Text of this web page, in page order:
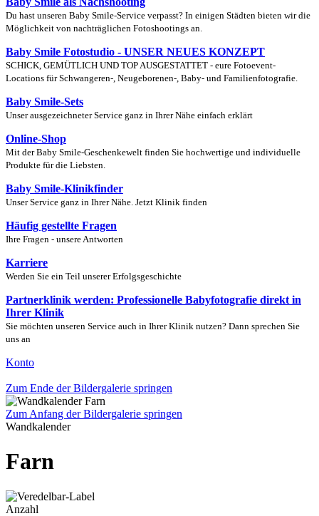
Du hast unseren Baby Smile-Service verpasst? In einigen Städten bieten wir die
Möglichkeit von nachträglichen Fotoshootings an.
Baby Smile Fotostudio - UNSER NEUES KONZEPT
SCHICK, GEMÜTLICH UND TOP AUSGESTATTET - eure Fotoevent-
Locations für Schwangeren-, Neugeborenen-, Baby- und Familienfotografie.
Baby Smile-Sets
Unser ausgezeichneter Service ganz in Ihrer Nähe einfach erklärt
Online-Shop
Mit der Baby Smile-Geschenkewelt finden Sie hochwertige und individuelle
Produkte für die Liebsten.
Baby Smile-Klinikfinder
Unser Service ganz in Ihrer Nähe. Jetzt Klinik finden
Häufig gestellte Fragen
Ihre Fragen - unsere Antworten
Karriere
Werden Sie ein Teil unserer Erfolgsgeschichte
Partnerklinik werden: Professionelle Babyfotografie direkt in
Ihrer Klinik
Sie möchten unseren Service auch in Ihrer Klinik nutzen? Dann sprechen Sie
uns an
Konto
Zum Ende der Bildergalerie springen
Zum Anfang der Bildergalerie springen
Wandkalender
Farn
Anzahl